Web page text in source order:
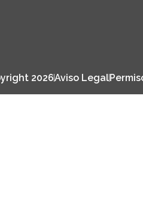
2026Aviso Legal